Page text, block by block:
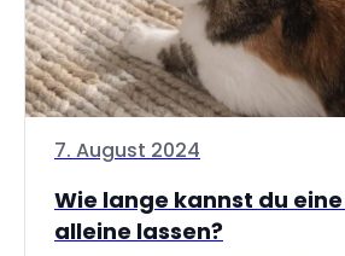
7. August 2024
Wie lange kannst du
alleine lassen?